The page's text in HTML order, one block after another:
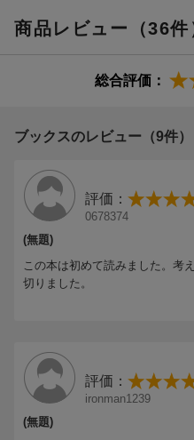
商品レビュー（36件
総合評価：
ブックスのレビュー（9件）
評価：
0678374
(無題)
この本は初めて読みました。考
切りました。
評価：
ironman1239
(無題)